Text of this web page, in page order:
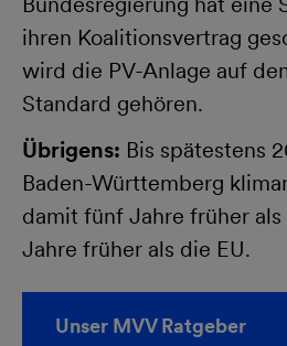
ihren Koalitionsvertrag
wird die PV-Anlage auf
Standard gehören.
Übrigens: Bis spätestens
Baden-Württemberg
damit fünf Jahre früher
Jahre früher als die EU.
Unser MVV Ratgeber